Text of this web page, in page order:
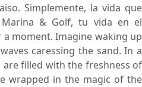
Simplemente, la vida que
Marina & Golf, tu vida en el
a moment. Imagine waking up
caressing the sand. In a
filled with the freshness of
wrapped in the magic of the